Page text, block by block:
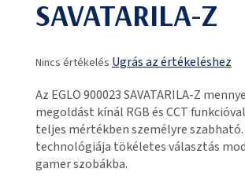
SAVATARILA-Z
termék
értékelése
5-
ből
0,0
csillag.
Nincs értékelés Ugrás az értékeléshez
Az EGLO 900023 SAVATARILA-Z
megoldást kínál RGB és CCT
teljes mértékben személyre
technológiája tökéletes választás
gamer szobákba.